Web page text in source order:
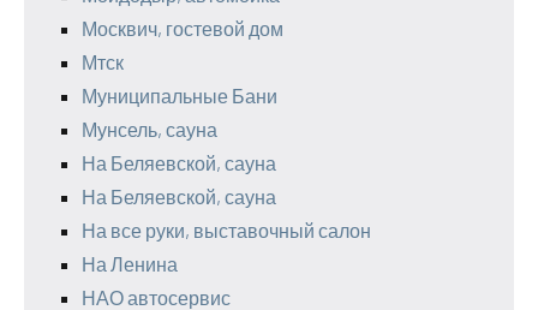
Москвич, гостевой дом
Мтск
Муниципальные Бани
Мунсель, сауна
На Беляевской, сауна
На Беляевской, сауна
На все руки, выставочный салон
На Ленина
НАО автосервис